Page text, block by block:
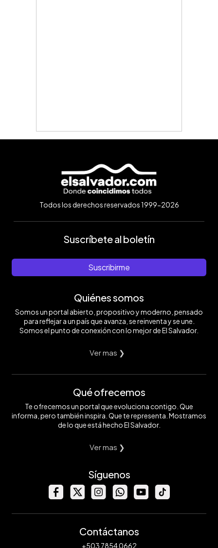
Todos los derechos reservados 1999-2026
Suscríbete al boletín
Suscribirme
Quiénes somos
Somos un portal abierto, propositivo y moderno, pensado
para reflejar a un país que avanza, se reinventa y se une.
Somos el punto de conexión con lo mejor de El Salvador.
Ver mas ❯
Qué ofrecemos
Te ofrecemos un portal que evoluciona contigo. Que
informa, pero también inspira. Que te representa. Mostramos
de lo que está hecho El Salvador.
Ver mas ❯
Síguenos
Contáctanos
+503 7854 0662